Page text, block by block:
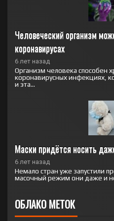
Человеческий организм
коронавирусах
6 лет назад
Организм человека способен
коронавирусных инфекциях,
и эта...
Маски придётся носить
6 лет назад
Немало стран уже запустили
масочный режим они даже и
ОБЛАКО МЕТОК